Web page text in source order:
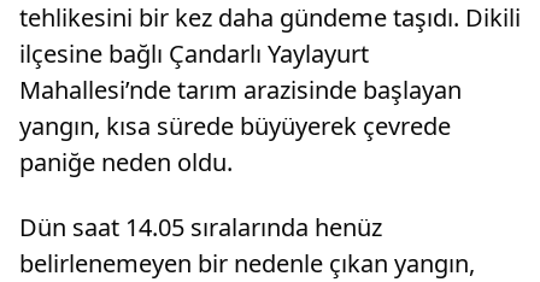
tehlikesini bir kez daha gündeme taşıdı. Dikili
ilçesine bağlı Çandarlı Yaylayurt
Mahallesi’nde tarım arazisinde başlayan
yangın, kısa sürede büyüyerek çevrede
paniğe neden oldu.
Dün saat 14.05 sıralarında henüz
belirlenemeyen bir nedenle çıkan yangın,